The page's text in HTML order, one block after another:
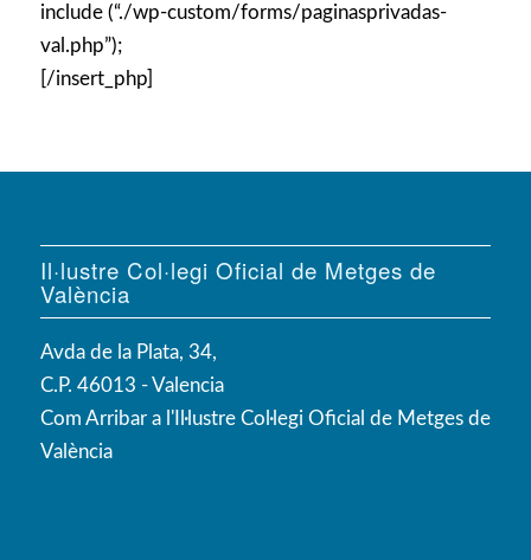
include (“./wp-custom/forms/paginasprivadas-
val.php”);
[/insert_php]
Il·lustre Col·legi Oficial de Metges de
València
Avda de la Plata, 34,
C.P. 46013 - Valencia
Com Arribar a l'Il·lustre Col·legi Oficial de Metges de
València